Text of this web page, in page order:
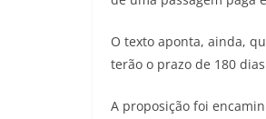
O texto aponta, ainda,
terão o prazo de 180
A proposição foi